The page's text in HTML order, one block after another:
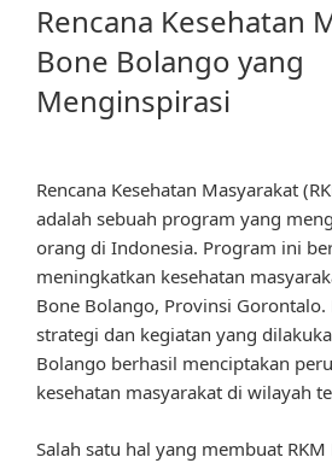
Rencana Kesehatan
Bone Bolango yang
Menginspirasi
Rencana Kesehatan Masyarakat
adalah sebuah program yang
orang di Indonesia. Program ini
meningkatkan kesehatan
Bone Bolango, Provinsi Gorontalo.
strategi dan kegiatan yang
Bolango berhasil menciptakan
kesehatan masyarakat di wilayah
Salah satu hal yang membuat